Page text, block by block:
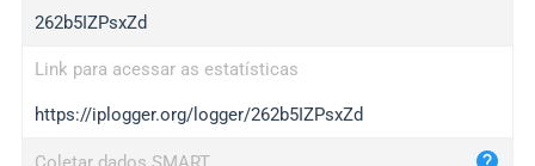
ed.tc
iplogger.com
maper.info
262b5IZPsxZd
Link para acessar as estatísticas
https://iplogger.org/logger/262b5IZPsxZd